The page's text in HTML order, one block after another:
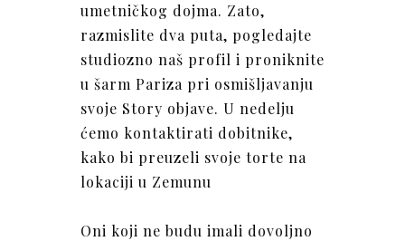
umetničkog dojma. Zato,
razmislite dva puta, pogledajte
studiozno naš profil i proniknite
u šarm Pariza pri osmišljavanju
svoje Story objave. U nedelju
ćemo kontaktirati dobitnike,
kako bi preuzeli svoje torte na
lokaciji u Zemunu
Oni koji ne budu imali dovoljno